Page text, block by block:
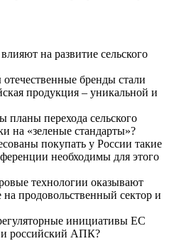
на развитие сельского
отечественные бренды стали
продукция – уникальной и
планы перехода сельского
на «зеленые стандарты»?
покупать у России такие
необходимы для этого
технологии оказывают
продовольственный сектор и
инициативы ЕС
российский АПК?